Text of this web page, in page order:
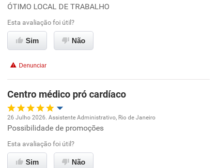
Oportunidade de promoção
Ambiente de trabalho
Benefícios
Recomenda esta empresa
Recomenda a diretoria
ÓTIMO LOCAL DE TRABALHO
Esta avaliação foi útil?
Sim Não
Denunciar
Centro médico pró cardíaco
Oportunidade de promoção
Ambiente de trabalho
26 Julho 2026. Assistente Administrativo, Rio de Janeiro
Possibilidade de promoções
Esta avaliação foi útil?
Sim Não